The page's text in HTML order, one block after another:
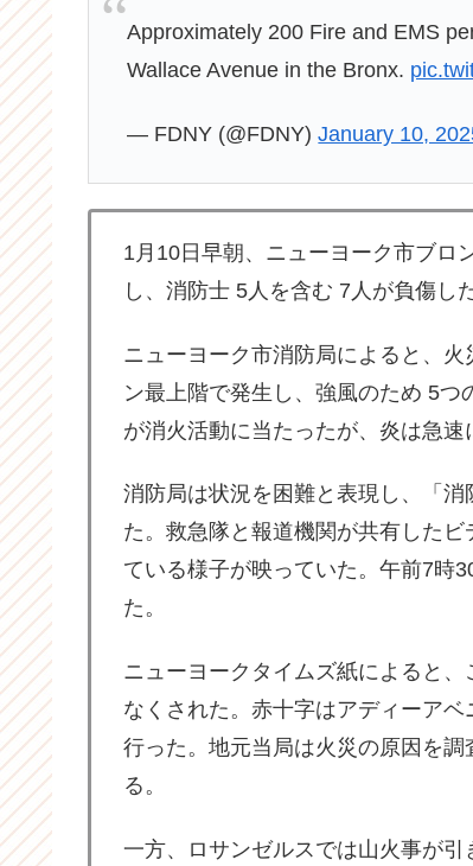
Approximately 200 Fire and EMS
Wallace Avenue in the Bronx.
— FDNY (@FDNY)January 10,
1月10日早朝、ニューヨーク市ブロ
し、消防士 5人を含む 7人が負傷した
ニューヨーク市消防局によると、
ン最上階で発生し、強風のため 5
が消火活動に当たったが、炎は急速
消防局は状況を困難と表現し、「
た。救急隊と報道機関が共有した
ている様子が映っていた。午前7時
た。
ニューヨークタイムズ紙によると
なくされた。赤十字はアディーア
行った。地元当局は火災の原因を
る。
一方、ロサンゼルスでは山火事が